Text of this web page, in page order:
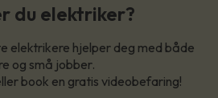
du elektriker?
elektrikere hjelper deg med både
og små jobber.
book en gratis videobefaring!